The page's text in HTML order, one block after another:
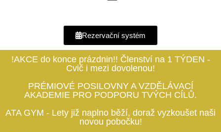
Rezervační systém
!AKCE do konce prázdnin!! Členství na 1 TÝDEN -
Cvič i mezi dovolenou!
PRÉMIOVÉ POSILOVNY A VZDĚLÁVACÍ
AKADEMIE PRO PODPORU TVÝCH CÍLŮ.
ATA GYM - Lety již naplno běží, doraž vyzkoušet naši
novou pobočku!